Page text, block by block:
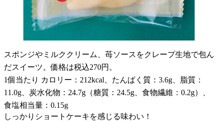
スポンジやミルククリーム、苺ソースをクレープ生地で包ん
だスイーツ。価格は税込270円。
1個当たり カロリー：212kcal、たんぱく質：3.6g、脂質：
11.0g、炭水化物：24.7g（糖質：24.5g、食物繊維：0.2g）、
食塩相当量：0.15g
しっかりショートケーキを感じる味わい！